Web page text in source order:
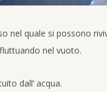
nel quale si possono
nel vuoto.
dall’ acqua.